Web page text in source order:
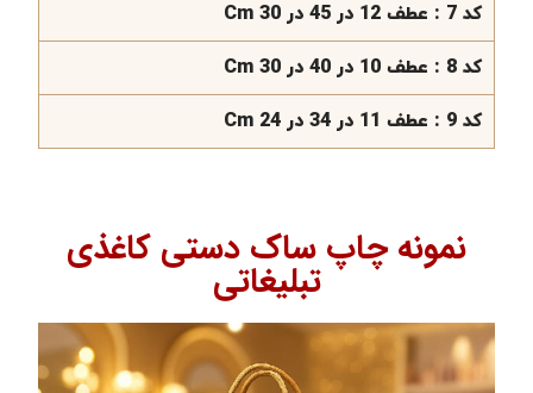
کد 7 : عطف 12 در 45 در 30 Cm
کد 8 : عطف 10 در 40 در 30 Cm
کد 9 : عطف 11 در 34 در 24 Cm
نمونه چاپ ساک دستی کاغذی
تبلیغاتی